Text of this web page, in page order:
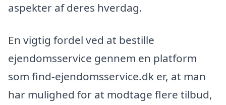
aspekter af deres hverdag.
En vigtig fordel ved at bestille
ejendomsservice gennem en platform
som find-ejendomsservice.dk er, at man
har mulighed for at modtage flere tilbud,